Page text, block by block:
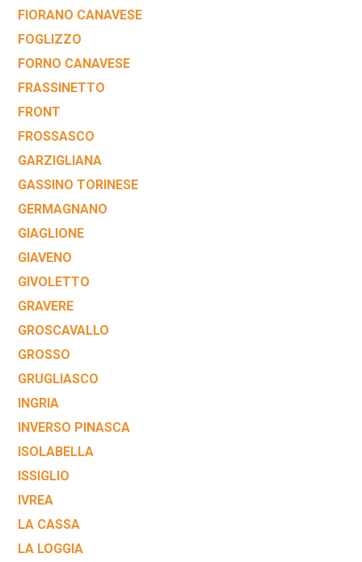
FIORANO CANAVESE
FOGLIZZO
FORNO CANAVESE
FRASSINETTO
FRONT
FROSSASCO
GARZIGLIANA
GASSINO TORINESE
GERMAGNANO
GIAGLIONE
GIAVENO
GIVOLETTO
GRAVERE
GROSCAVALLO
GROSSO
GRUGLIASCO
INGRIA
INVERSO PINASCA
ISOLABELLA
ISSIGLIO
IVREA
LA CASSA
LA LOGGIA